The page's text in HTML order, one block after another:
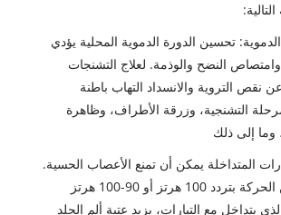
الدموية: تحسين الدورة الدموية المحلية يؤدي
النضح والوذمة. لعلاج التشنجات
نقص التروية والانسداد التهاب باطنة
التشنجية، وزرقة الأطراف، وظاهرة
وما إلى ذلك
المتداخلة يمكن أن تمنع الأعصاب الحسية.
بعد 20 دقيقة من الحركة بتردد 100 هرتز أو 90-100 هرتز
يتداخل مع التيارات، يزيد عتبة ألم الجلد